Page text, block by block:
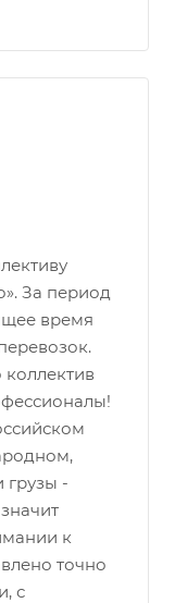
За период
время
-
к
точно
с